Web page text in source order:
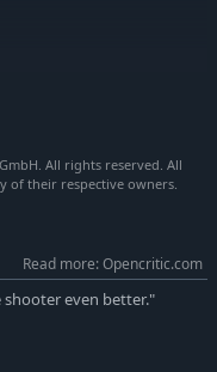
Aber ja!
bisher. Aber noch
ausrüsten,
Schicksal
wenig hinauszögern.
GmbH. All rights reserved. All
of their respective owners.
Read more: Opencritic.com
shooter even better."